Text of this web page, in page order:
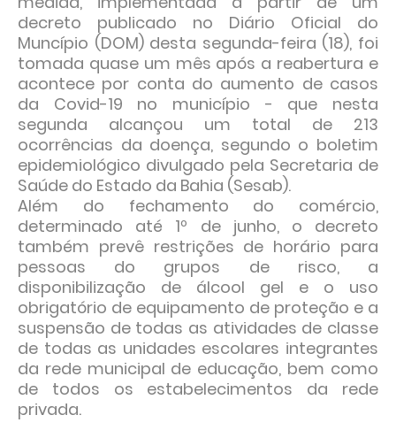
decreto publicado no Diário Oficial do
Muncípio (DOM) desta segunda-feira (18), foi
tomada quase um mês após a reabertura e
acontece por conta do aumento de casos
da Covid-19 no município - que nesta
segunda alcançou um total de 213
ocorrências da doença, segundo o boletim
epidemiológico divulgado pela Secretaria de
Saúde do Estado da Bahia (Sesab).
Além do fechamento do comércio,
determinado até 1º de junho, o decreto
também prevê restrições de horário para
pessoas do grupos de risco, a
disponibilização de álcool gel e o uso
obrigatório de equipamento de proteção e a
suspensão de todas as atividades de classe
de todas as unidades escolares integrantes
da rede municipal de educação, bem como
de todos os estabelecimentos da rede
privada.